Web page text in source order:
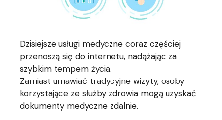
Dzisiejsze usługi medyczne coraz częściej
przenoszą się do internetu, nadążając za
szybkim tempem życia.
Zamiast umawiać tradycyjne wizyty, osoby
korzystające ze służby zdrowia mogą uzyskać
dokumenty medyczne zdalnie.